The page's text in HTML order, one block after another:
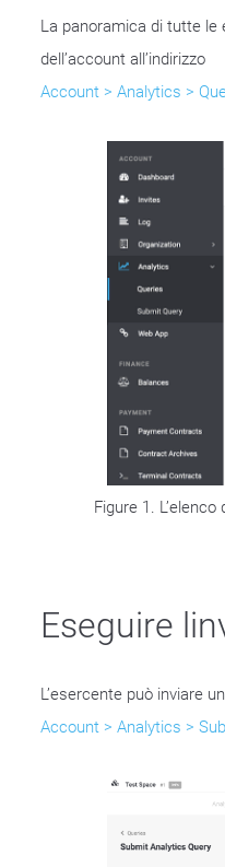
La panoramica di tutte le
dell’account all’indirizzo
Account > Analytics >
Figure 1.
Eseguire
L’esercente può inviare
Account > Analytics >